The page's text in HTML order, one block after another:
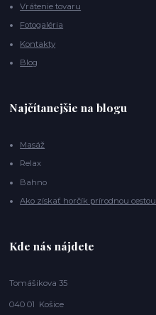
Vrátenie tovaru
Fotogaléria
Kontakty
Blog
Najčítanejšie na blogu
Masáž
Relax
Bahno
Ako získať horčík prírodnou cestou
Kde nás nájdete
Tomášikova 35
040 01 Košice